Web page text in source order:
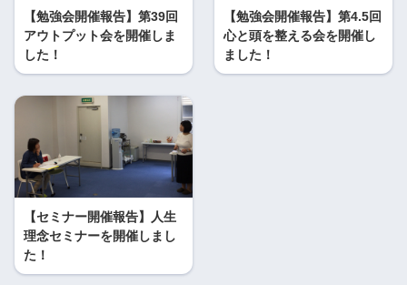
【勉強会開催報告】第39回
アウトプット会を開催しま
した！
【勉強会開催報告】第4.5回
心と頭を整える会を開催し
ました！
【セミナー開催報告】人生
理念セミナーを開催しまし
た！